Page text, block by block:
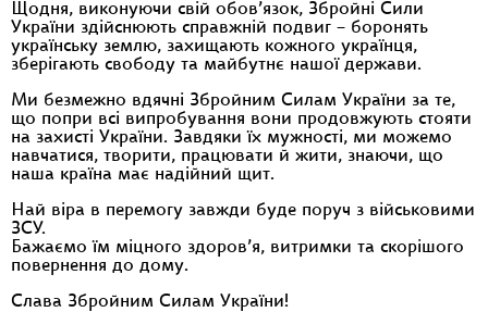
Щодня, виконуючи свій обов’язок, Збройні Сили
України здійснюють справжній подвиг – боронять
українську землю, захищають кожного українця,
зберігають свободу та майбутнє нашої держави.
Ми безмежно вдячні Збройним Силам України за те,
що попри всі випробування вони продовжують стояти
на захисті України. Завдяки їх мужності, ми можемо
навчатися, творити, працювати й жити, знаючи, що
наша країна має надійний щит.
Най віра в перемогу завжди буде поруч з військовими
ЗСУ.
Бажаємо їм міцного здоров’я, витримки та скорішого
повернення до дому.
Слава Збройним Силам України!